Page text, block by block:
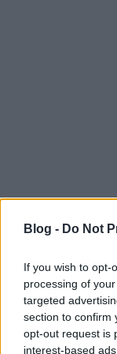
Blog - Do Not
If you wish to opt-
processing of
targeted
section to confirm
opt-out request is
interest-based
Dum Dum
albumotok
Ismered a
verziójuk?